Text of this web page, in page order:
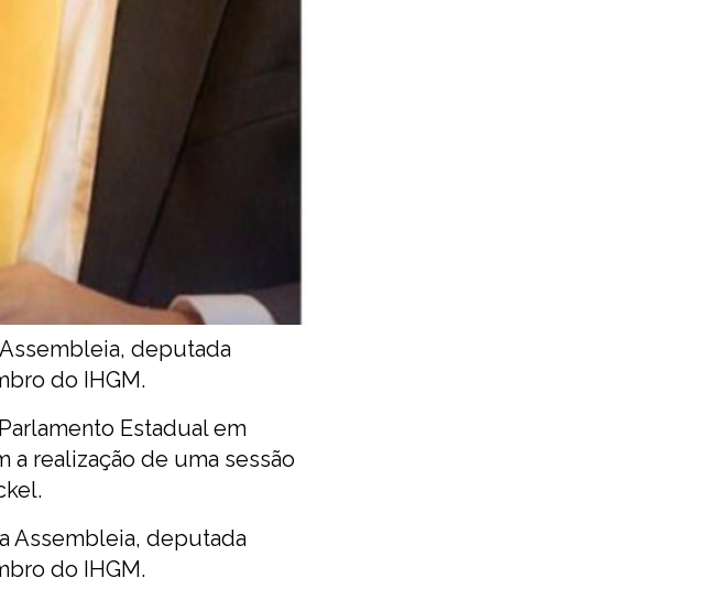
deputada
do IHGM.
Estadual em
a realização de uma sessão
Assembleia, deputada
do IHGM.